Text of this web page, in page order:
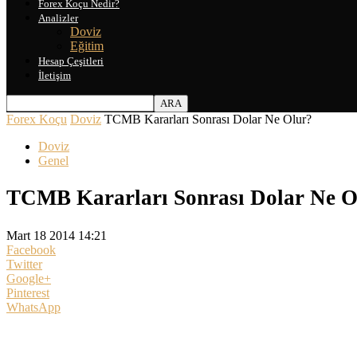
Forex Koçu Nedir?
Analizler
Doviz
Eğitim
Hesap Çeşitleri
İletişim
Forex Koçu Doviz TCMB Kararları Sonrası Dolar Ne Olur?
Doviz
Genel
TCMB Kararları Sonrası Dolar Ne
Mart 18 2014 14:21
Facebook
Twitter
Google+
Pinterest
WhatsApp